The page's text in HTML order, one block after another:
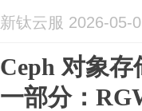
新钛云服 2026-05-
Ceph 对象
一部分：